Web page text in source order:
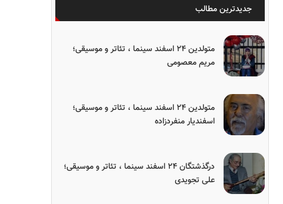
جدیدترین مطالب
متولدین ۲۴ اسفند سینما ، تئاتر و موسیقی؛
مریم معصومی
متولدین ۲۴ اسفند سینما ، تئاتر و موسیقی؛
اسفندیار منفردزاده
درگذشتگان ۲۴ اسفند سینما ، تئاتر و موسیقی؛
علی تجویدی